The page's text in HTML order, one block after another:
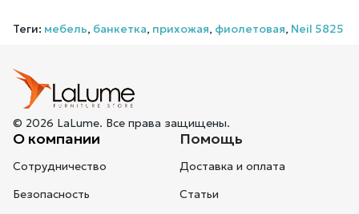
Теги: мебель, банкетка, прихожая, фиолетовая, Neil 5825
© 2026 LaLume. Все права защищены.
О компании
Сотрудничество
Безопасность
Помощь
Доставка и оплата
Статьи